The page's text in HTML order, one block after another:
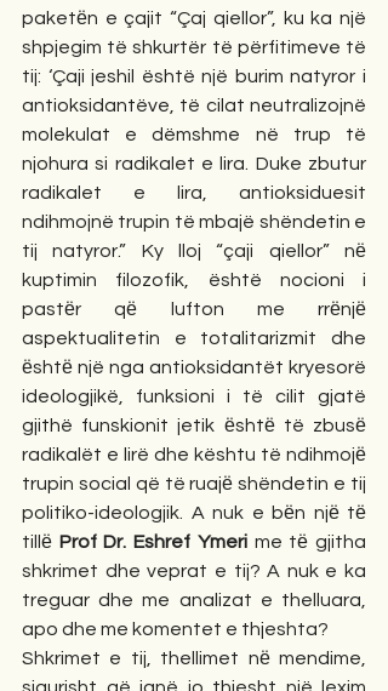
paketёn e çajit “Çaj qiellor”, ku ka një
shpjegim të shkurtër të përfitimeve të
tij: ‘Çaji jeshil është një burim natyror i
antioksidantëve, të cilat neutralizojnë
molekulat e dëmshme në trup të
njohura si radikalet e lira. Duke zbutur
radikalet e lira, antioksiduesit
ndihmojnë trupin të mbajë shëndetin e
tij natyror.” Ky lloj “çaji qiellor” nё
kuptimin filozofik, është nocioni i
pastёr qё lufton me rrёnjё
aspektualitetin e totalitarizmit dhe
ёshtё një nga antioksidantët kryesorë
ideologjikë, funksioni i të cilit gjatë
gjithë funskionit jetik ёshtё të zbusё
radikalët e lirë dhe kështu të ndihmojё
trupin social që të ruajё shëndetin e tij
politiko-ideologjik. A nuk e bёn njё tё
tillё Prof Dr. Eshref Ymeri me tё gjitha
shkrimet dhe veprat e tij? A nuk e ka
treguar dhe me analizat e thelluara,
apo dhe me komentet e thjeshta?
Shkrimet e tij, thellimet nё mendime,